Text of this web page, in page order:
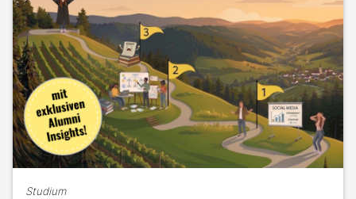
berufliche
Zukunft
finden
könntest"
Studium